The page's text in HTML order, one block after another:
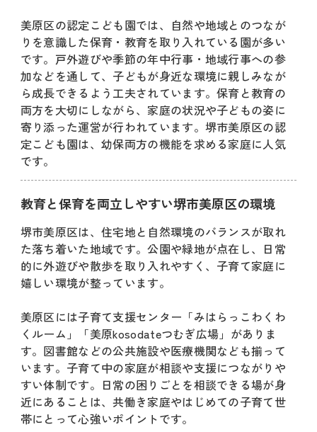
美原区の認定こども園では、自然や地域とのつなが
りを意識した保育・教育を取り入れている園が多い
です。戸外遊びや季節の年中行事・地域行事への参
加などを通して、子どもが身近な環境に親しみなが
ら成長できるよう工夫されています。保育と教育の
両方を大切にしながら、家庭の状況や子どもの姿に
寄り添った運営が行われています。堺市美原区の認
定こども園は、幼保両方の機能を求める家庭に人気
です。
教育と保育を両立しやすい堺市美原区の環境
堺市美原区は、住宅地と自然環境のバランスが取れ
た落ち着いた地域です。公園や緑地が点在し、日常
的に外遊びや散歩を取り入れやすく、子育て家庭に
嬉しい環境が整っています。
美原区には子育て支援センター「みはらっこわくわ
くルーム」「美原kosodateつむぎ広場」がありま
す。図書館などの公共施設や医療機関なども揃って
います。子育て中の家庭が相談や支援につながりや
すい体制です。日常の困りごとを相談できる場が身
近にあることは、共働き家庭やはじめての子育て世
帯にとって心強いポイントです。